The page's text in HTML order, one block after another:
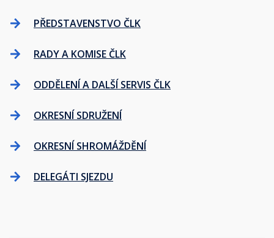
PŘEDSTAVENSTVO ČLK
RADY A KOMISE ČLK
ODDĚLENÍ A DALŠÍ SERVIS ČLK
OKRESNÍ SDRUŽENÍ
OKRESNÍ SHROMÁŽDĚNÍ
DELEGÁTI SJEZDU